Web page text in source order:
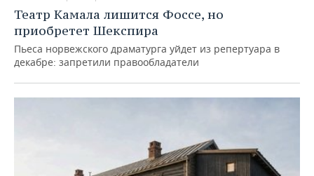
Театр Камала лишится Фоссе, но
приобретет Шекспира
Пьеса норвежского драматурга уйдет из репертуара в
декабре: запретили правообладатели